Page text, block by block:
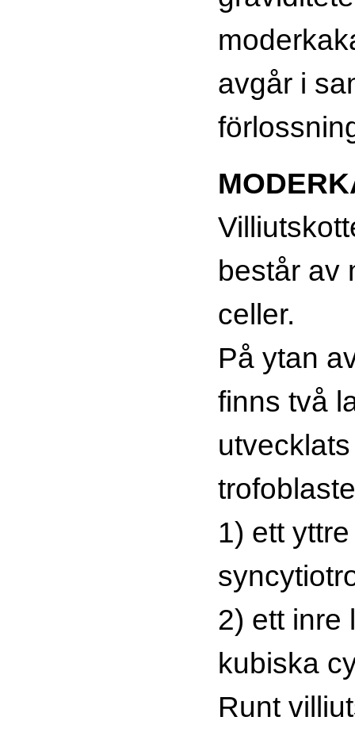
avgår i
består av
celler.
På ytan
finns två
1) ett
2) ett inre
kubiska
Runt